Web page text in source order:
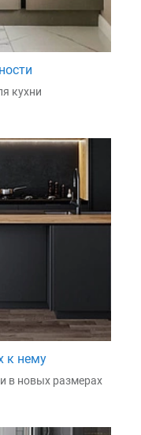
кухни
к нему
в новых размерах